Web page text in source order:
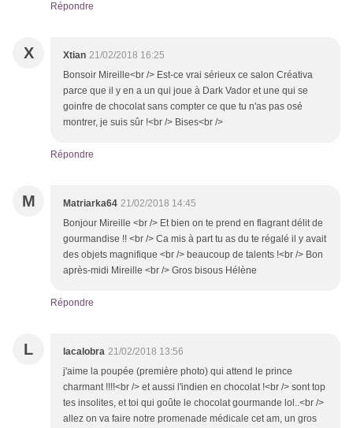
Répondre
X Xtian 21/02/2018 16:25
Bonsoir Mireille<br /> Est-ce vrai sérieux ce salon Créativa
parce que il y en a un qui joue à Dark Vador et une qui se
goinfre de chocolat sans compter ce que tu n'as pas osé
montrer, je suis sûr !<br /> Bises<br />
Répondre
M Matriarka64 21/02/2018 14:45
Bonjour Mireille <br /> Et bien on te prend en flagrant délit de
gourmandise !! <br /> Ca mis à part tu as du te régalé il y avait
des objets magnifique <br /> beaucoup de talents !<br /> Bon
après-midi Mireille <br /> Gros bisous Hélène
Répondre
L lacalobra 21/02/2018 13:56
j'aime la poupée (première photo) qui attend le prince
charmant !!!!<br /> et aussi l'indien en chocolat !<br /> sont top
tes insolites, et toi qui goûte le chocolat gourmande lol..<br />
allez on va faire notre promenade médicale cet am, un gros